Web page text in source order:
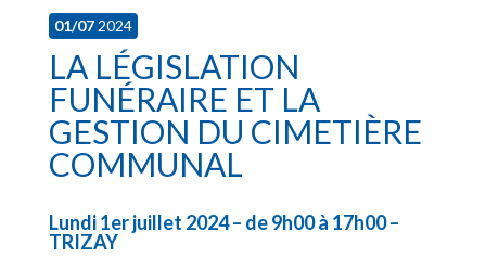
01/072024
LA LÉGISLATION
FUNÉRAIRE ET LA
GESTION DU CIMETIÈRE
COMMUNAL
Lundi 1er juillet 2024 – de 9h00 à 17h00 –
TRIZAY